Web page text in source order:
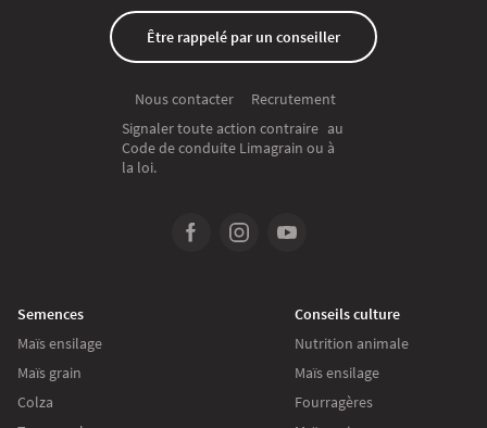
Être rappelé par un conseiller
Nous contacter
Recrutement
Signaler toute action contraire au
Code de conduite Limagrain ou à
la loi.
Semences
Maïs ensilage
Maïs grain
Colza
Conseils culture
Nutrition animale
Maïs ensilage
Fourragères